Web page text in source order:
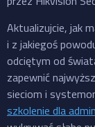
Aktualizujcie, jak
i z jakiegoś
odciętym od
zapewnić
sieciom i
szkolenie dla